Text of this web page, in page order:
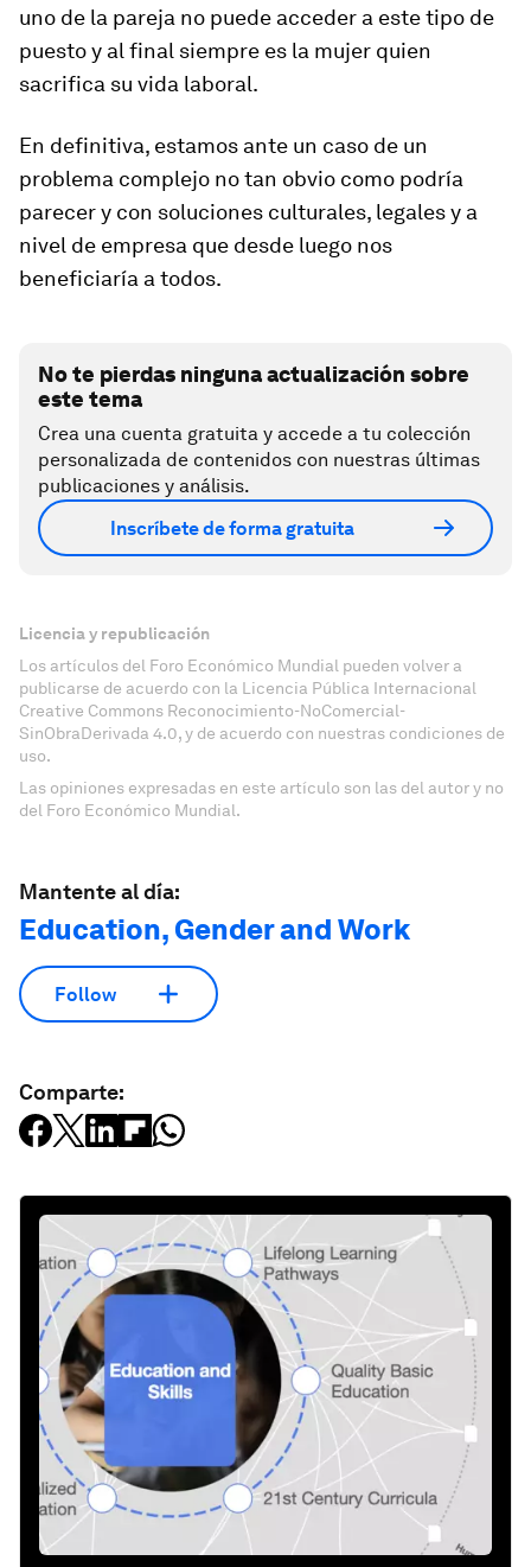
uno de la pareja no puede acceder a este tipo de
puesto y al final siempre es la mujer quien
sacrifica su vida laboral.
En definitiva, estamos ante un caso de un
problema complejo no tan obvio como podría
parecer y con soluciones culturales, legales y a
nivel de empresa que desde luego nos
beneficiaría a todos.
No te pierdas ninguna actualización sobre
este tema
Crea una cuenta gratuita y accede a tu colección
personalizada de contenidos con nuestras últimas
publicaciones y análisis.
Inscríbete de forma gratuita
Licencia y republicación
Los artículos del Foro Económico Mundial pueden volver a
publicarse de acuerdo con la Licencia Pública Internacional
Creative Commons Reconocimiento-NoComercial-
SinObraDerivada 4.0, y de acuerdo con nuestras condiciones de
uso.
Las opiniones expresadas en este artículo son las del autor y no
del Foro Económico Mundial.
Mantente al día:
Education, Gender and Work
Follow
Comparte: